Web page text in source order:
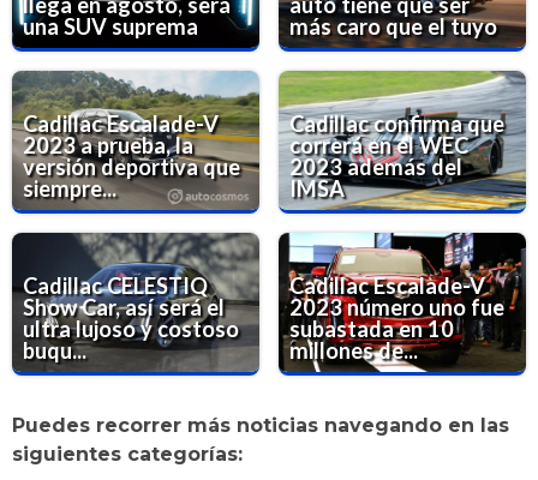
una SUV suprema
más caro que el tuyo
Cadillac Escalade-V
2023 a prueba, la
versión deportiva que
siempre...
Cadillac confirma que
correrá en el WEC
2023 además del
IMSA
Cadillac CELESTIQ
Show Car, así será el
ultra lujoso y costoso
buqu...
Cadillac Escalade-V
2023 número uno fue
subastada en 10
millones de...
Puedes recorrer más noticias navegando en las
siguientes categorías: